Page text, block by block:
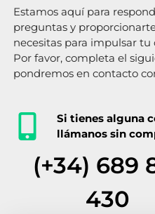
Estamos aquí para
preguntas y
necesitas para impulsar tu
Por favor, completa el
pondremos en contacto
Si tienes alguna
llámanos sin
(+34) 689
430